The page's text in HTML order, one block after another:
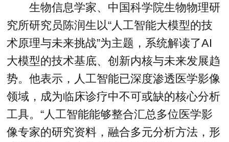
生物信息学家、中国科学院生物物理研
究所研究员陈润生以“人工智能大模型的技
术原理与未来挑战”为主题，系统解读了AI
大模型的技术基底、创新内核与未来发展趋
势。他表示，人工智能已深度渗透医学影像
领域，成为临床诊疗中不可或缺的核心分析
工具。“人工智能能够整合汇总多位医学影
像专家的研究资料，融合多元分析方法，形